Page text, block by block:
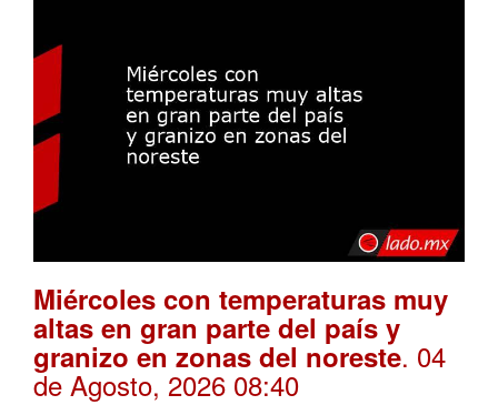
Miércoles con temperaturas muy
altas en gran parte del país y
granizo en zonas del noreste. 04
de Agosto, 2026 08:40